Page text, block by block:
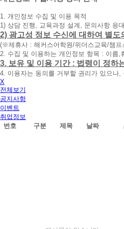
휴
대
폰
번
호
를
입
력
하
시
면
빠
른
1. 개인정보 수집 및 이용 목적
1) 상담 진행, 교육과정 설계, 문의사항 응대
2) 광고성 정보 수신에 대하여 별
(※제휴사 : 해커스어학원/위더스교육/챔
2. 수집 및 이용하는 개인정보 항목 : 이름,
3. 보유 및 이용 기간 : 법령이 정하
4. 이용자는 동의를 거부할 권리가 있으나
X
전체보기
공지사항
이벤트
취업정보
번호
구분 제목 날짜